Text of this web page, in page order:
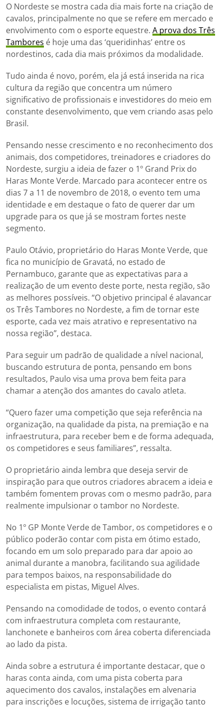
O Nordeste se mostra cada dia mais forte na criação de
cavalos, principalmente no que se refere em mercado e
envolvimento com o esporte equestre. A prova dos Três
Tambores é hoje uma das ‘queridinhas’ entre os
nordestinos, cada dia mais próximos da modalidade.
Tudo ainda é novo, porém, ela já está inserida na rica
cultura da região que concentra um número
significativo de profissionais e investidores do meio em
constante desenvolvimento, que vem criando asas pelo
Brasil.
Pensando nesse crescimento e no reconhecimento dos
animais, dos competidores, treinadores e criadores do
Nordeste, surgiu a ideia de fazer o 1º Grand Prix do
Haras Monte Verde. Marcado para acontecer entre os
dias 7 a 11 de novembro de 2018, o evento tem uma
identidade e em destaque o fato de querer dar um
upgrade para os que já se mostram fortes neste
segmento.
Paulo Otávio, proprietário do Haras Monte Verde, que
fica no município de Gravatá, no estado de
Pernambuco, garante que as expectativas para a
realização de um evento deste porte, nesta região, são
as melhores possíveis. “O objetivo principal é alavancar
os Três Tambores no Nordeste, a fim de tornar este
esporte, cada vez mais atrativo e representativo na
nossa região”, destaca.
Para seguir um padrão de qualidade a nível nacional,
buscando estrutura de ponta, pensando em bons
resultados, Paulo visa uma prova bem feita para
chamar a atenção dos amantes do cavalo atleta.
“Quero fazer uma competição que seja referência na
organização, na qualidade da pista, na premiação e na
infraestrutura, para receber bem e de forma adequada,
os competidores e seus familiares”, ressalta.
O proprietário ainda lembra que deseja servir de
inspiração para que outros criadores abracem a ideia e
também fomentem provas com o mesmo padrão, para
realmente impulsionar o tambor no Nordeste.
No 1º GP Monte Verde de Tambor, os competidores e o
público poderão contar com pista em ótimo estado,
focando em um solo preparado para dar apoio ao
animal durante a manobra, facilitando sua agilidade
para tempos baixos, na responsabilidade do
especialista em pistas, Miguel Alves.
Pensando na comodidade de todos, o evento contará
com infraestrutura completa com restaurante,
lanchonete e banheiros com área coberta diferenciada
ao lado da pista.
Ainda sobre a estrutura é importante destacar, que o
haras conta ainda, com uma pista coberta para
aquecimento dos cavalos, instalações em alvenaria
para inscrições e locuções, sistema de irrigação tanto